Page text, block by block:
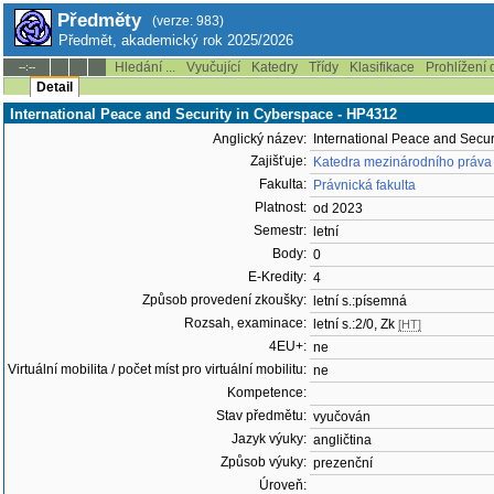
Předměty (verze: 983)
Předmět, akademický rok 2025/2026
--:-- Hledání ... Vyučující Katedry Třídy Klasifikace
Prohlížení
Detail
International Peace and Security in Cyberspace - HP4312
Anglický název:
International Peace and
Zajišťuje: Katedra mezinárodního
Fakulta: Právnická fakulta
Platnost: od 2023
Semestr:
letní
Body: 0
E-Kredity: 4
Způsob provedení zkoušky:
letní s.:písemná
Rozsah, examinace:
letní s.:2/0, Zk [HT]
4EU+: ne
Virtuální mobilita / počet míst pro virtuální mobilitu: ne
Kompetence:
Stav předmětu: vyučován
Jazyk výuky: angličtina
Způsob výuky: prezenční
Úroveň: